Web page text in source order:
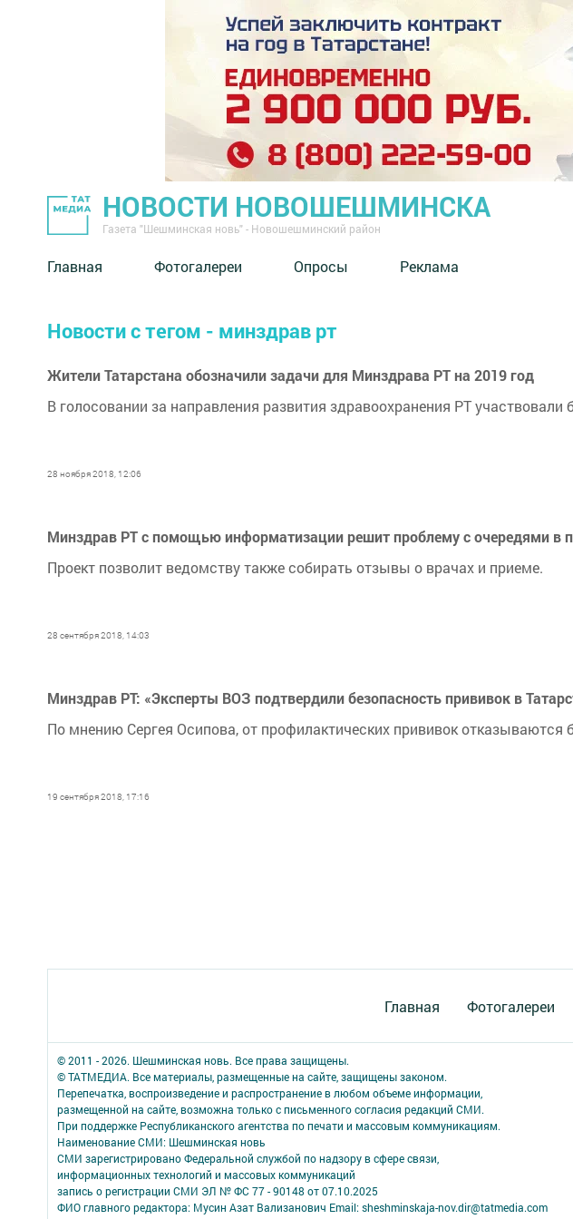
НОВОСТИ НОВОШЕШМИНСКА
Газета "Шешминская новь" - Новошешминский район
Главная Фотогалереи Опросы Реклама
Новости с тегом - минздрав рт
Жители Татарстана обозначили задачи для Минздрава РТ на 2019 год
В голосовании за направления развития здравоохранения РТ участвовали
28 ноября 2018, 12:06
Минздрав РТ с помощью информатизации решит проблему с очередями в
Проект позволит ведомству также собирать отзывы о врачах и приеме.
28 сентября 2018, 14:03
Минздрав РТ: «Эксперты ВОЗ подтвердили безопасность прививок в
По мнению Сергея Осипова, от профилактических прививок отказываются
19 сентября 2018, 17:16
Главная Фотогалереи
© 2011 - 2026. Шешминская новь. Все права защищены.
© ТАТМЕДИА. Все материалы, размещенные на сайте, защищены законом.
Перепечатка, воспроизведение и распространение в любом объеме информации,
размещенной на сайте, возможна только с письменного согласия редакций СМИ.
При поддержке Республиканского агентства по печати и массовым коммуникациям.
Наименование СМИ: Шешминская новь
СМИ зарегистрировано Федеральной службой по надзору в сфере связи,
информационных технологий и массовых коммуникаций
запись о регистрации СМИ ЭЛ № ФС 77 - 90148 от 07.10.2025
ФИО главного редактора: Мусин Азат Вализанович Email: sheshminskaja-nov.dir@tatmedia.com